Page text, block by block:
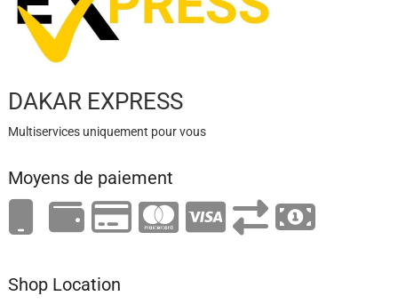
DAKAR EXPRESS
Multiservices uniquement pour vous
Moyens de paiement
Shop Location